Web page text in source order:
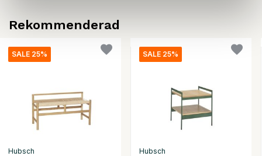
Rekommenderad
SALE 25%
Hubsch
SALE 25%
Hubsch